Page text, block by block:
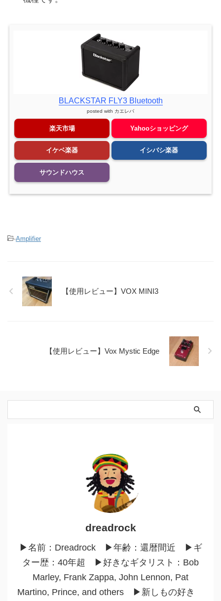
BLACKSTAR FLY3 Bluetooth
posted with カエレバ
楽天市場 Yahooショッピング
イケベ楽器 イシバシ楽器
サウンドハウス
-Amplifier
【使用レビュー】VOX MINI3
【使用レビュー】Vox Mystic Edge
dreadrock
▶︎名前：Dreadrock ▶︎年齢：還暦間近 ▶︎ギ
ター歴：40年超 ▶︎好きなギタリスト：Bob
Marley, Frank Zappa, John Lennon, Pat
Martino, Prince, and others ▶︎新しもの好き